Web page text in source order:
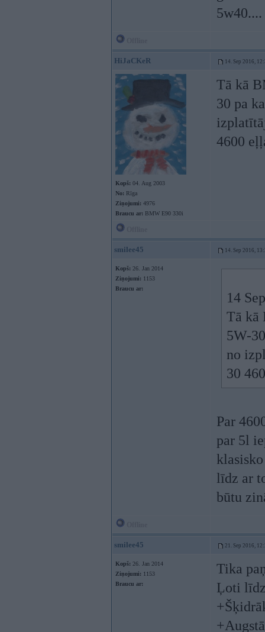
5w40....
HiJaCKeR 14. Sep 2016,
Kopš: 04. Aug 2003
No: Rīga
Ziņojumi: 4976
Braucu ar: BMW E90 330i
Tā kā
30 pa
4600
smilee45 14. Sep 2016,
Kopš: 26. Jan 2014
Ziņojumi: 1153
Braucu ar:
14
Tā kā
5W-
no
30
Par
par 5l
līdz ar
būtu
smilee45 21. Sep 2016,
Kopš: 26. Jan 2014
Ziņojumi: 1153
Braucu ar:
Tika
Ļoti